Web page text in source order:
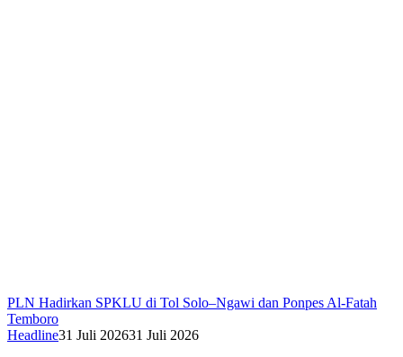
PLN Hadirkan SPKLU di Tol Solo–Ngawi dan Ponpes Al-Fatah
Temboro
Headline31 Juli 202631 Juli 2026